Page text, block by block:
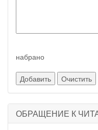
набрано
ОБРАЩЕНИЕ К